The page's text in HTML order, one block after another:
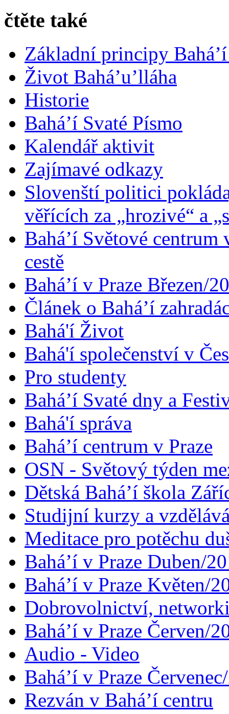
čtěte také
Základní principy
Život Bahá’u’lláha
Historie
Bahá’í Svaté Písmo
Kalendář aktivit
Zajímavé odkazy
Slovenští politici
věřících za „hrozivé“ a
Bahá’í Světové
cestě
Bahá’í v Praze Březen/
Článek o Bahá’í
Bahá'í Život
Bahá'í společenství v
Pro studenty
Bahá’í Svaté dny a
Bahá'í správa
Bahá’í centrum v Praze
OSN - Světový týden
Dětská Bahá’í škola
Studijní kurzy a
Meditace pro potěchu
Bahá’í v Praze Duben/
Bahá’í v Praze Květen/
Dobrovolnictví,
Bahá’í v Praze Červen/
Audio - Video
Bahá’í v Praze
Rezván v Bahá’í centru